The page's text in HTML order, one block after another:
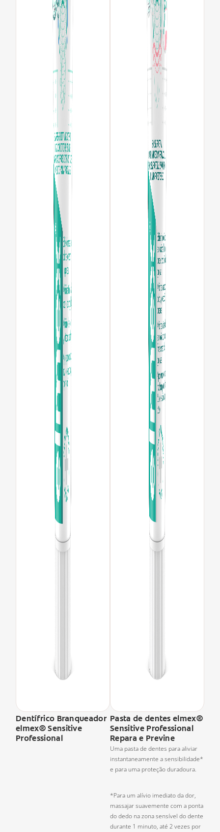
Dentífrico Branqueador
elmex® Sensitive
Professional
Pasta de dentes elmex®
Sensitive Professional
Repara e Previne
Uma pasta de dentes para aliviar
instantaneamente a sensibilidade*
e para uma proteção duradoura.
*Para um alívio imediato da dor,
massajar suavemente com a ponta
do dedo na zona sensível do dente
durante 1 minuto, até 2 vezes por